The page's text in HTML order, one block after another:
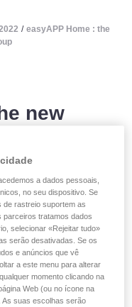
/ easyAPP Home : the
new
LALUX easyAPP en
Home, son
clients LALUX
DKV
consulter et gérer
même endroit.
a dados pessoais,
no seu dispositivo. Se
de rastreio suportem as
parceiros tratamos dados
selecionar «Rejeitar tudo»
serão desativadas. Se os
e anúncios que vê
a este menu para alterar
momento clicando na
Web (ou no ícone na
As suas escolhas serão